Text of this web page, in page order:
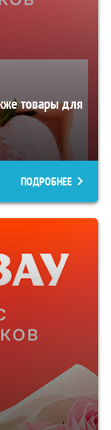
товары для
ПОДРОБНЕЕ